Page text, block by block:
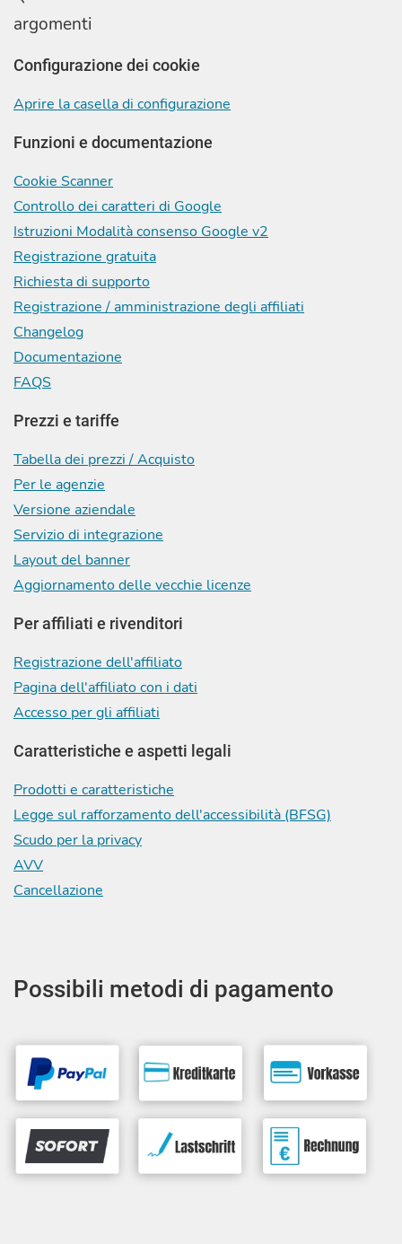
argomenti
Configurazione dei cookie
Aprire la casella di configurazione
Funzioni e documentazione
Cookie Scanner
Controllo dei caratteri di Google
Istruzioni Modalità consenso Google v2
Registrazione gratuita
Richiesta di supporto
Registrazione / amministrazione degli affiliati
Changelog
Documentazione
FAQS
Prezzi e tariffe
Tabella dei prezzi / Acquisto
Per le agenzie
Versione aziendale
Servizio di integrazione
Layout del banner
Aggiornamento delle vecchie licenze
Per affiliati e rivenditori
Registrazione dell'affiliato
Pagina dell'affiliato con i dati
Accesso per gli affiliati
Caratteristiche e aspetti legali
Prodotti e caratteristiche
Legge sul rafforzamento dell'accessibilità (BFSG)
Scudo per la privacy
AVV
Cancellazione
Possibili metodi di pagamento